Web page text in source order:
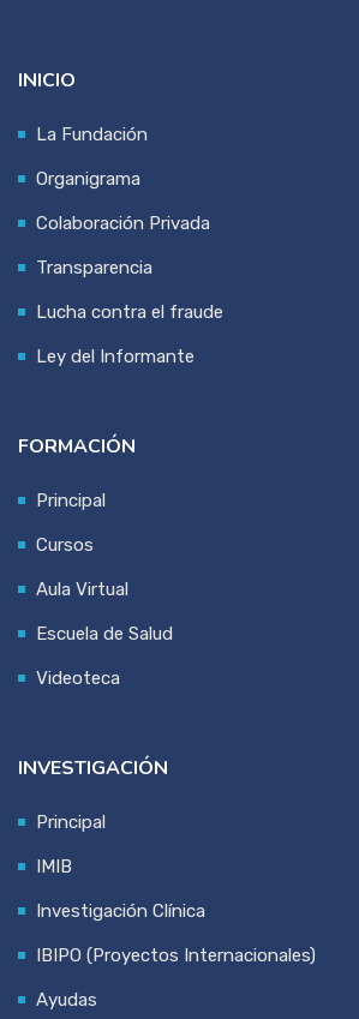
INICIO
La Fundación
Organigrama
Colaboración Privada
Transparencia
Lucha contra el fraude
Ley del Informante
FORMACIÓN
Principal
Cursos
Aula Virtual
Escuela de Salud
Videoteca
INVESTIGACIÓN
Principal
IMIB
Investigación Clínica
IBIPO (Proyectos Internacionales)
Ayudas